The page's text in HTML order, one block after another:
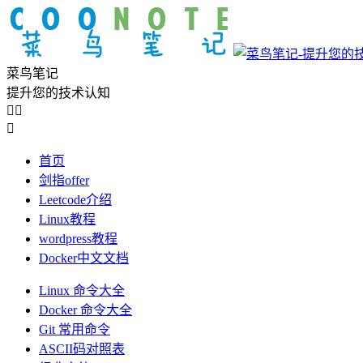
菜鸟笔记
提升您的技术认知
 

首页
剑指offer
Leetcode介绍
Linux教程
wordpress教程
Docker中文文档
Linux 命令大全
Docker 命令大全
Git 常用命令
ASCII码对照表